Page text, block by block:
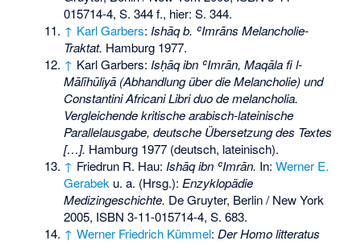
015714-4, S. 344 f., hier: S. 344.
↑ Karl Garbers: Ishāq b. ʿImrāns Melancholie-
Traktat. Hamburg 1977.
↑ Karl Garbers: Isḥāq ibn ʿImrān, Maqāla fi l-
Mālīhūliyā (Abhandlung über die Melancholie) und
Constantini Africani Libri duo de melancholia.
Vergleichende kritische arabisch-lateinische
Parallelausgabe, deutsche Übersetzung des Textes
[…]. Hamburg 1977 (deutsch, lateinisch).
↑ Friedrun R. Hau: Ishāq ibn ʿImrān. In:Werner E.
Gerabek u. a. (Hrsg.): Enzyklopädie
Medizingeschichte. De Gruyter, Berlin / New York
2005, ISBN 3-11-015714-4, S. 683.
↑ Werner Friedrich Kümmel:Der Homo litteratus